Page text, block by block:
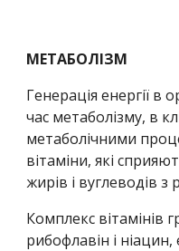
МЕТАБОЛІЗМ
Генерація енергії в
час метаболізму, в
метаболічними
вітаміни, які
жирів і вуглеводів з
Комплекс вітамінів
рибофлавін і